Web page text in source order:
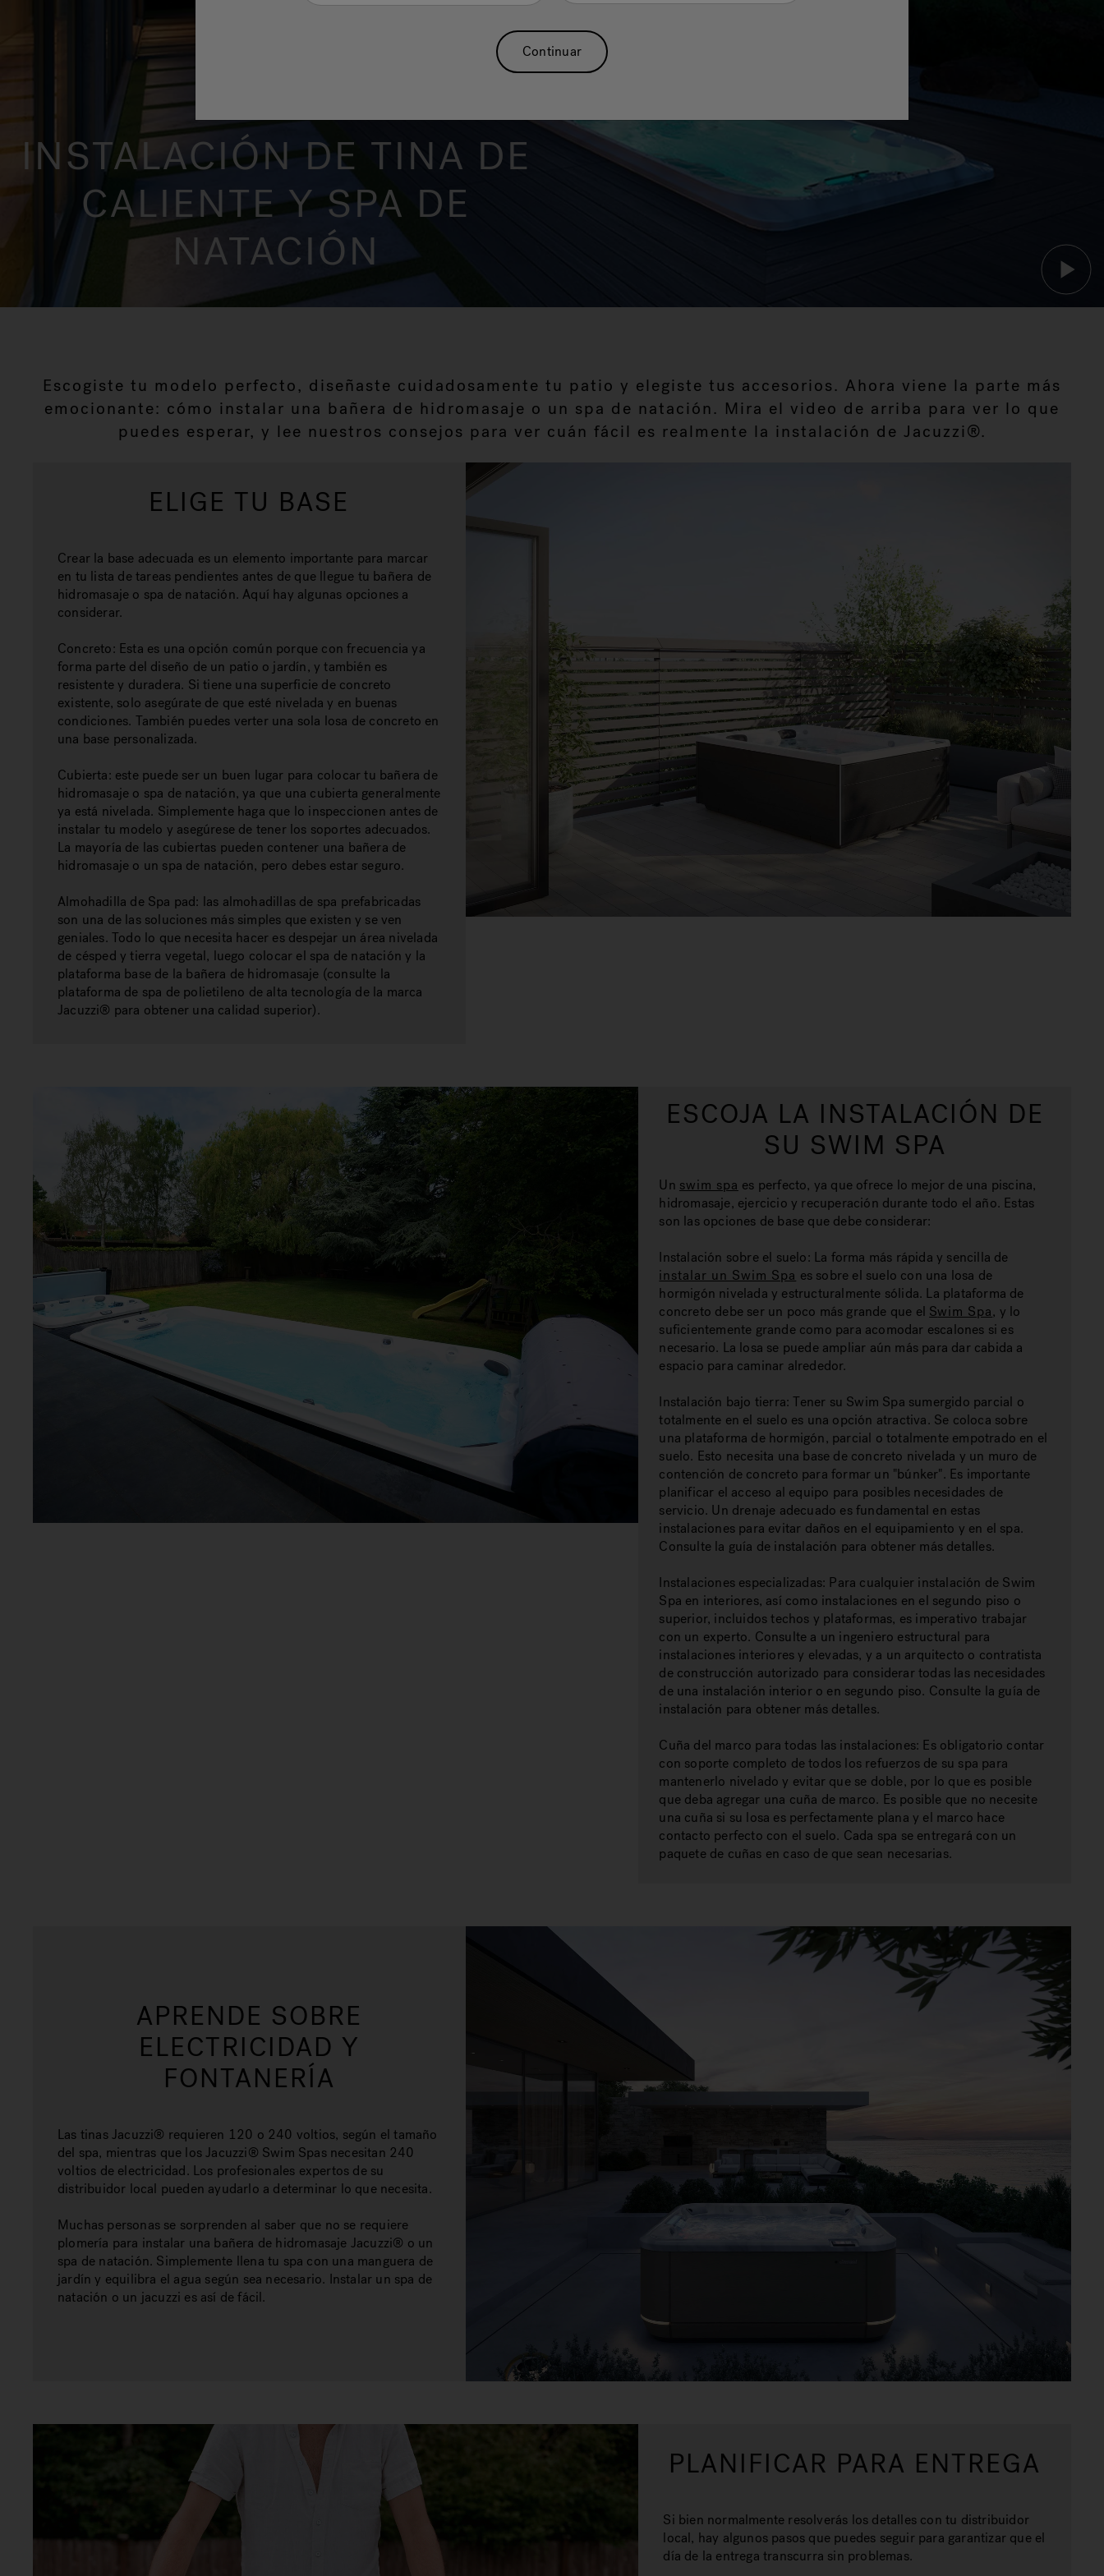
INSTALACIÓN DE TINA DE
CALIENTE Y SPA DE
NATACIÓN
Escogiste tu modelo perfecto, diseñaste cuidadosamente tu patio y elegiste tus accesorios. Ahora viene la parte más
emocionante: cómo instalar una bañera de hidromasaje o un spa de natación. Mira el video de arriba para ver lo que
puedes esperar, y lee nuestros consejos para ver cuán fácil es realmente la instalación de Jacuzzi®.
ELIGE TU BASE
Crear la base adecuada es un elemento importante para marcar
en tu lista de tareas pendientes antes de que llegue tu bañera de
hidromasaje o spa de natación. Aquí hay algunas opciones a
considerar.
Concreto: Esta es una opción común porque con frecuencia ya
forma parte del diseño de un patio o jardín, y también es
resistente y duradera. Si tiene una superficie de concreto
existente, solo asegúrate de que esté nivelada y en buenas
condiciones. También puedes verter una sola losa de concreto en
una base personalizada.
Cubierta: este puede ser un buen lugar para colocar tu bañera de
hidromasaje o spa de natación, ya que una cubierta generalmente
ya está nivelada. Simplemente haga que lo inspeccionen antes de
instalar tu modelo y asegúrese de tener los soportes adecuados.
La mayoría de las cubiertas pueden contener una bañera de
hidromasaje o un spa de natación, pero debes estar seguro.
Almohadilla de Spa pad: las almohadillas de spa prefabricadas
son una de las soluciones más simples que existen y se ven
geniales. Todo lo que necesita hacer es despejar un área nivelada
de césped y tierra vegetal, luego colocar el spa de natación y la
plataforma base de la bañera de hidromasaje (consulte la
plataforma de spa de polietileno de alta tecnología de la marca
Jacuzzi® para obtener una calidad superior).
ESCOJA LA INSTALACIÓN DE
SU SWIM SPA
Un swim spa es perfecto, ya que ofrece lo mejor de una piscina,
hidromasaje, ejercicio y recuperación durante todo el año. Estas
son las opciones de base que debe considerar:
Instalación sobre el suelo: La forma más rápida y sencilla de
instalar un Swim Spa es sobre el suelo con una losa de
hormigón nivelada y estructuralmente sólida. La plataforma de
concreto debe ser un poco más grande que el Swim Spa, y lo
suficientemente grande como para acomodar escalones si es
necesario. La losa se puede ampliar aún más para dar cabida a
espacio para caminar alrededor.
Instalación bajo tierra: Tener su Swim Spa sumergido parcial o
totalmente en el suelo es una opción atractiva. Se coloca sobre
una plataforma de hormigón, parcial o totalmente empotrado en el
suelo. Esto necesita una base de concreto nivelada y un muro de
contención de concreto para formar un "búnker". Es importante
planificar el acceso al equipo para posibles necesidades de
servicio. Un drenaje adecuado es fundamental en estas
instalaciones para evitar daños en el equipamiento y en el spa.
Consulte la guía de instalación para obtener más detalles.
Instalaciones especializadas: Para cualquier instalación de Swim
Spa en interiores, así como instalaciones en el segundo piso o
superior, incluidos techos y plataformas, es imperativo trabajar
con un experto. Consulte a un ingeniero estructural para
instalaciones interiores y elevadas, y a un arquitecto o contratista
de construcción autorizado para considerar todas las necesidades
de una instalación interior o en segundo piso. Consulte la guía de
instalación para obtener más detalles.
Cuña del marco para todas las instalaciones: Es obligatorio contar
con soporte completo de todos los refuerzos de su spa para
mantenerlo nivelado y evitar que se doble, por lo que es posible
que deba agregar una cuña de marco. Es posible que no necesite
una cuña si su losa es perfectamente plana y el marco hace
contacto perfecto con el suelo. Cada spa se entregará con un
paquete de cuñas en caso de que sean necesarias.
APRENDE SOBRE
ELECTRICIDAD Y
FONTANERÍA
Las tinas Jacuzzi® requieren 120 o 240 voltios, según el tamaño
del spa, mientras que los Jacuzzi® Swim Spas necesitan 240
voltios de electricidad. Los profesionales expertos de su
distribuidor local pueden ayudarlo a determinar lo que necesita.
Muchas personas se sorprenden al saber que no se requiere
plomería para instalar una bañera de hidromasaje Jacuzzi® o un
spa de natación. Simplemente llena tu spa con una manguera de
jardín y equilibra el agua según sea necesario. Instalar un spa de
natación o un jacuzzi es así de fácil.
PLANIFICAR PARA ENTREGA
Si bien normalmente resolverás los detalles con tu distribuidor
local, hay algunos pasos que puedes seguir para garantizar que el
día de la entrega transcurra sin problemas.
Continuar